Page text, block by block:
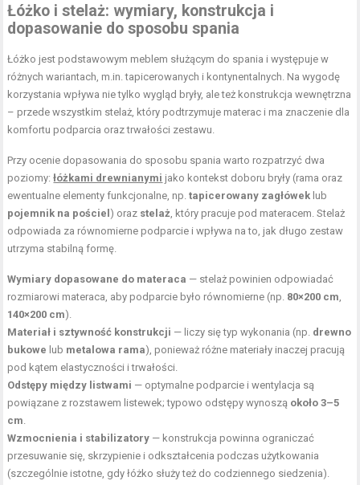
Łóżko i stelaż: wymiary, konstrukcja i
dopasowanie do sposobu spania
Łóżko jest podstawowym meblem służącym do spania i występuje w
różnych wariantach, m.in. tapicerowanych i kontynentalnych. Na wygodę
korzystania wpływa nie tylko wygląd bryły, ale też konstrukcja wewnętrzna
– przede wszystkim stelaż, który podtrzymuje materac i ma znaczenie dla
komfortu podparcia oraz trwałości zestawu.
Przy ocenie dopasowania do sposobu spania warto rozpatrzyć dwa
poziomy:łóżkami drewnianymi jako kontekst doboru bryły (rama oraz
ewentualne elementy funkcjonalne, np.tapicerowany zagłówek lub
pojemnik na pościel) oraz stelaż , który pracuje pod materacem. Stelaż
odpowiada za równomierne podparcie i wpływa na to, jak długo zestaw
utrzyma stabilną formę.
Wymiary dopasowane do materaca — stelaż powinien odpowiadać
rozmiarowi materaca, aby podparcie było równomierne (np. 80×200 cm
140×200 cm).
Materiał i sztywność konstrukcji — liczy się typ wykonania (np. drewno
bukowe lub metalowa rama), ponieważ różne materiały inaczej pracują
pod kątem elastyczności i trwałości.
Odstępy między listwami — optymalne podparcie i wentylacja są
powiązane z rozstawem listewek; typowo odstępy wynoszą około 3–5
cm
Wzmocnienia i stabilizatory — konstrukcja powinna ograniczać
przesuwanie się, skrzypienie i odkształcenia podczas użytkowania
(szczególnie istotne, gdy łóżko służy też do codziennego siedzenia).